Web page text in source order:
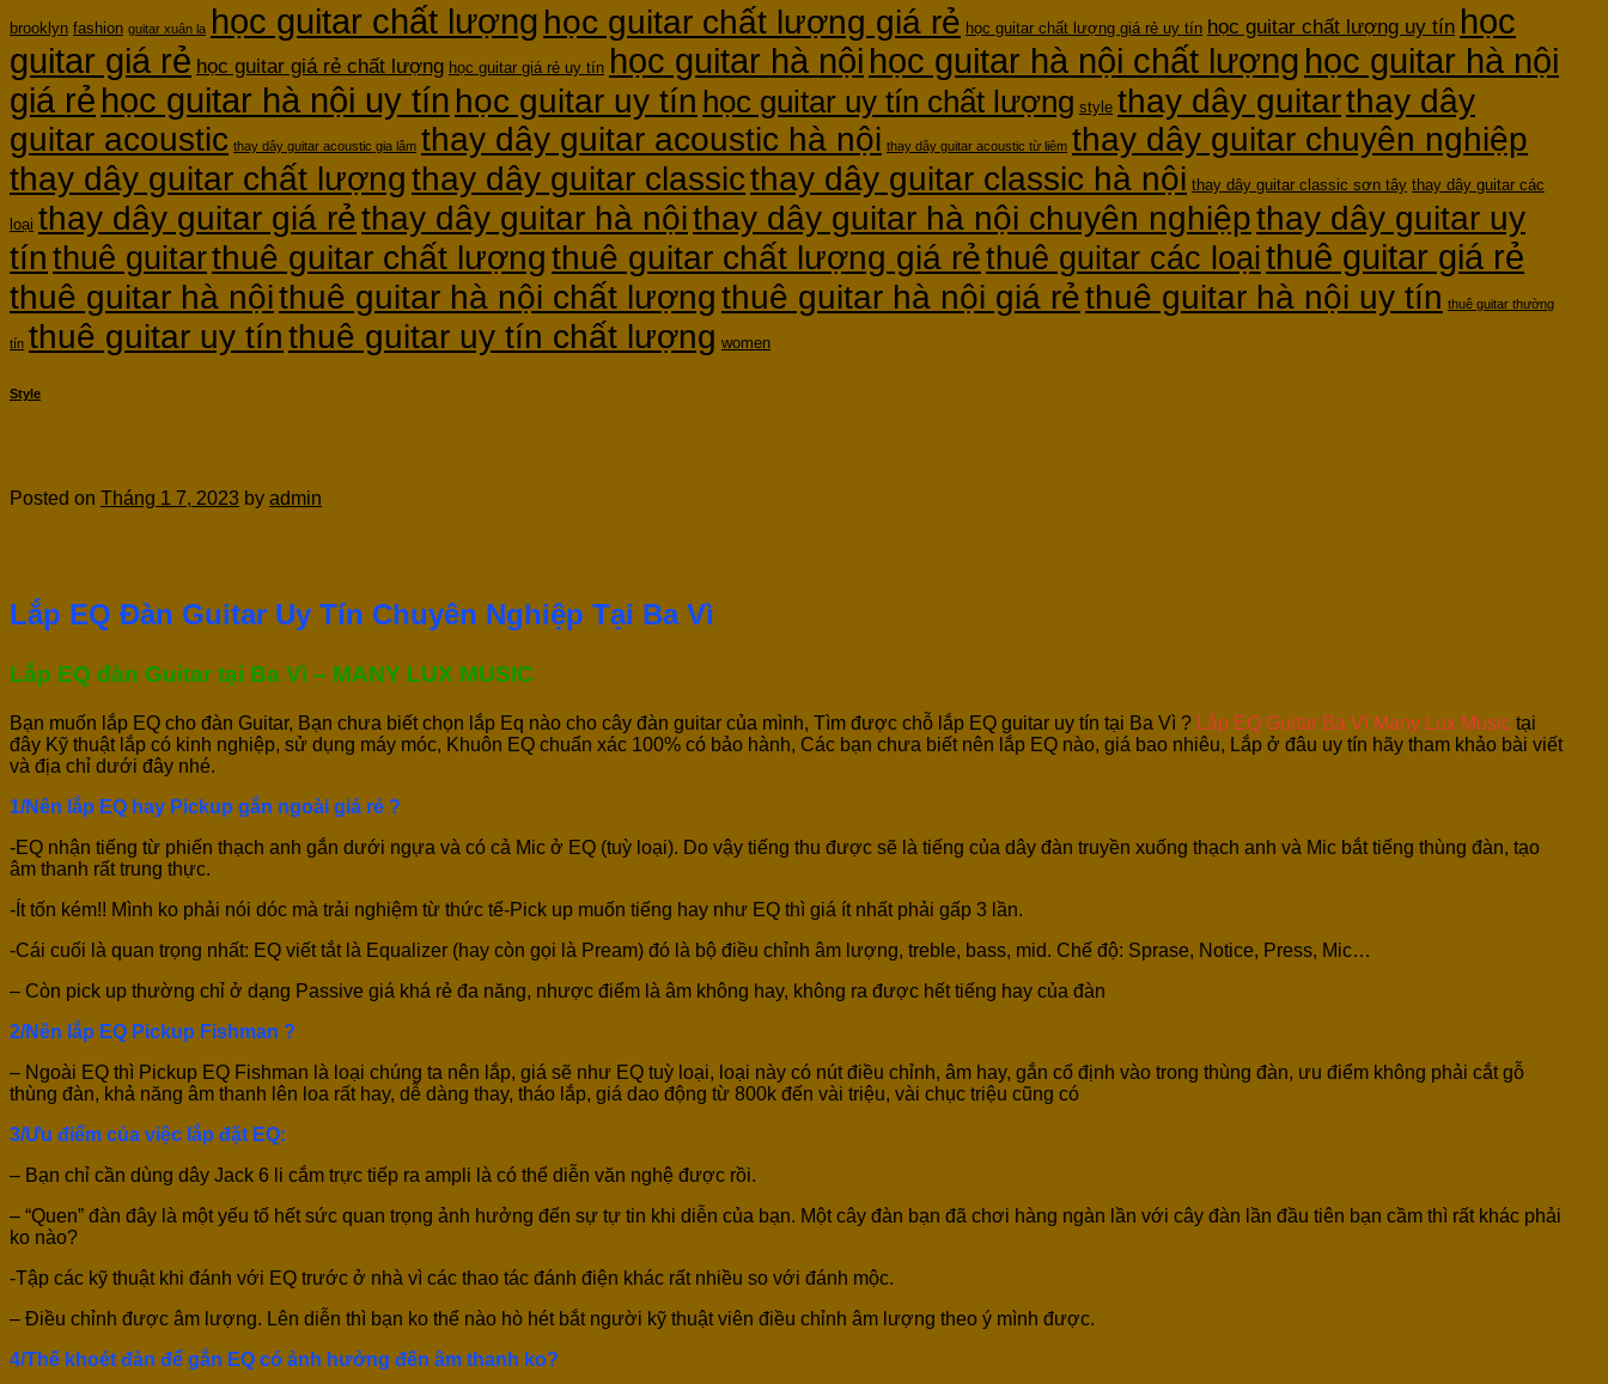
brooklyn fashion guitar xuân la học guitar chất lượng học guitar chất lượng giá rẻ học guitar chất lượng giá rẻ uy tín học guitar chất lượng uy tín học
guitar giá rẻ học guitar giá rẻ chất lượng học guitar giá rẻ uy tín học guitar hà nội học guitar hà nội chất lượng học guitar hà nội
giá rẻ học guitar hà nội uy tín học guitar uy tín học guitar uy tín chất lượng style thay dây guitarthay dây
guitar acoustic thay dây guitar acoustic gia lâm thay dây guitar acoustic hà nội thay dây guitar acoustic từ liêm thay dây guitar chuyên nghiệp
thay dây guitar chất lượngthay dây guitar classicthay dây guitar classic hà nội thay dây guitar classic sơn tây thay dây guitar các
loại thay dây guitar giá rẻthay dây guitar hà nộithay dây guitar hà nội chuyên nghiệpthay dây guitar uy
tín thuê guitarthuê guitar chất lượngthuê guitar chất lượng giá rẻthuê guitar các loạithuê guitar giá rẻ
thuê guitar hà nộithuê guitar hà nội chất lượngthuê guitar hà nội giá rẻthuê guitar hà nội uy tín thuê guitar thường
tín thuê guitar uy tínthuê guitar uy tín chất lượng women
Style
Posted on Tháng 1 7, 2023 by admin
Lắp EQ Đàn Guitar Uy Tín Chuyên Nghiệp Tại Ba Vì
Lắp EQ đàn Guitar tại Ba Vì – MANY LUX MUSIC
Bạn muốn lắp EQ cho đàn Guitar, Bạn chưa biết chọn lắp Eq nào cho cây đàn guitar của mình, Tìm được chỗ lắp EQ guitar uy tín tại Ba Vì ? Lắp EQ Guitar Ba Vì Many Lux Music tại
đây Kỹ thuật lắp có kinh nghiệp, sử dụng máy móc, Khuôn EQ chuẩn xác 100% có bảo hành, Các bạn chưa biết nên lắp EQ nào, giá bao nhiêu, Lắp ở đâu uy tín hãy tham khảo bài viết
và địa chỉ dưới đây nhé.
1/Nên lắp EQ hay Pickup gắn ngoài giá rẻ ?
-EQ nhận tiếng từ phiến thạch anh gắn dưới ngựa và có cả Mic ở EQ (tuỳ loại). Do vậy tiếng thu được sẽ là tiếng của dây đàn truyền xuống thạch anh và Mic bắt tiếng thùng đàn, tạo
âm thanh rất trung thực.
-Ít tốn kém!! Mình ko phải nói dóc mà trải nghiệm từ thức tế-Pick up muốn tiếng hay như EQ thì giá ít nhất phải gấp 3 lần.
-Cái cuối là quan trọng nhất: EQ viết tắt là Equalizer (hay còn gọi là Pream) đó là bộ điều chỉnh âm lượng, treble, bass, mid. Chế độ: Sprase, Notice, Press, Mic…
– Còn pick up thường chỉ ở dạng Passive giá khá rẻ đa năng, nhược điểm là âm không hay, không ra được hết tiếng hay của đàn
2/Nên lắp EQ Pickup Fishman ?
– Ngoài EQ thì Pickup EQ Fishman là loại chúng ta nên lắp, giá sẽ như EQ tuỳ loại, loại này có nút điều chỉnh, âm hay, gắn cố định vào trong thùng đàn, ưu điểm không phải cắt gỗ
thùng đàn, khả năng âm thanh lên loa rất hay, dễ dàng thay, tháo lắp, giá dao động từ 800k đến vài triệu, vài chục triệu cũng có
3/Ưu điểm của việc lắp đặt EQ:
– Bạn chỉ cần dùng dây Jack 6 li cắm trực tiếp ra ampli là có thể diễn văn nghệ được rồi.
– “Quen” đàn đây là một yếu tố hết sức quan trọng ảnh hưởng đến sự tự tin khi diễn của bạn. Một cây đàn bạn đã chơi hàng ngàn lần với cây đàn lần đầu tiên bạn cầm thì rất khác phải
ko nào?
-Tập các kỹ thuật khi đánh với EQ trước ở nhà vì các thao tác đánh điện khác rất nhiều so với đánh mộc.
– Điều chỉnh được âm lượng. Lên diễn thì bạn ko thể nào hò hét bắt người kỹ thuật viên điều chỉnh âm lượng theo ý mình được.
4/Thế khoét đàn để gắn EQ có ảnh hưởng đến âm thanh ko?